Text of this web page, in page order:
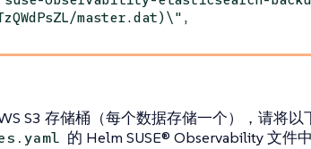
master.dat)\",
S3 存储桶（每个数据存储一个），请将以
的 Helm SUSE® Observability 文件中